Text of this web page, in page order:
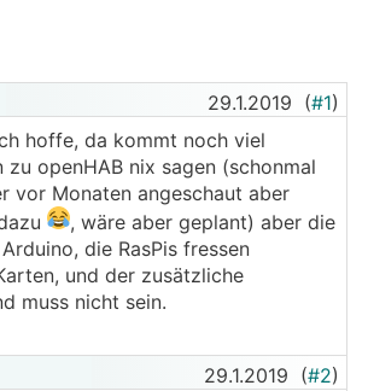
29.1.2019 (#1)
hoffe, da kommt noch viel
zu openHAB nix sagen (schonmal
vor Monaten angeschaut aber
, wäre aber geplant) aber die
die RasPis fressen
und der zusätzliche
muss nicht sein.
29.1.2019 (#2)